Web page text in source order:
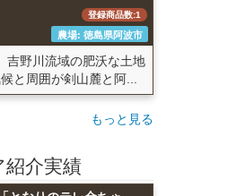
登録商品数:1
農場: 徳島県阿波市
野川流域の肥沃な土地
と周囲が剣山麓と阿...
もっと見る
介実績